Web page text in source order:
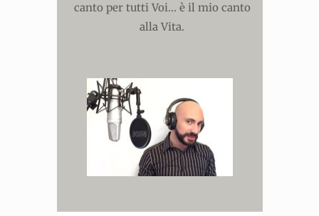
canto per tutti Voi... è il mio canto
alla Vita.